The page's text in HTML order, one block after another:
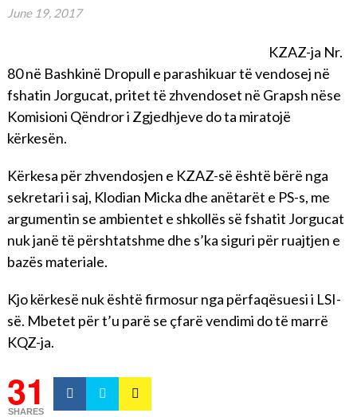
June 19, 2017
KZAZ-ja Nr.
80 në Bashkinë Dropull e parashikuar të vendosej në
fshatin Jorgucat, pritet të zhvendoset në Grapsh nëse
Komisioni Qëndror i Zgjedhjeve do ta miratojë
kërkesën.
Kërkesa për zhvendosjen e KZAZ-së është bërë nga
sekretari i saj, Klodian Micka dhe anëtarët e PS-s, me
argumentin se ambientet e shkollës së fshatit Jorgucat
nuk janë të përshtatshme dhe s’ka siguri për ruajtjen e
bazës materiale.
Kjo kërkesë nuk është firmosur nga përfaqësuesi i LSI-
së. Mbetet për t’u parë se çfarë vendimi do të marrë
KQZ-ja.
31
SHARES